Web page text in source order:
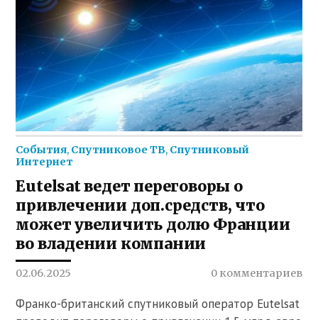
События, Спутниковое ТВ, Спутниковый
Интернет
Eutelsat ведет переговоры о
привлечении доп.средств, что
может увеличить долю Франции
во владении компании
02.06.2025 0 комментариев
Франко-британский спутниковый оператор Eutelsat